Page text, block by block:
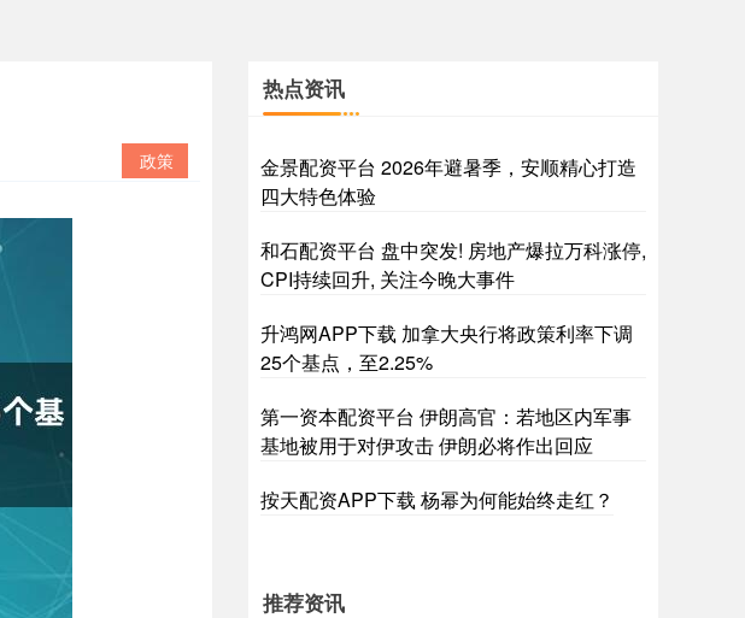
政策
热点资讯
金景配资平台 2026年避暑季，安顺精心打造
四大特色体验
和石配资平台 盘中突发! 房地产爆拉万科涨停,
CPI持续回升, 关注今晚大事件
升鸿网APP下载 加拿大央行将政策利率下调
25个基点，至2.25%
第一资本配资平台 伊朗高官：若地区内军事
基地被用于对伊攻击 伊朗必将作出回应
按天配资APP下载 杨幂为何能始终走红？
推荐资讯